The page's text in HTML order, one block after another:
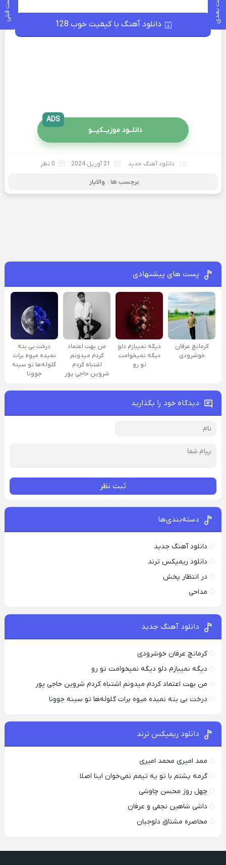
پست بعدی پست قبلی
دانلود آهنگ با کیفیت خوب 128
دانلــود موزیــکیـــو
ADS
دانلود آهنگ جدید 21 آوریل 2024 0 نظر
برچسب ها : والایار
پست های پیشنهادی
کرمانچ عرفان
خوشرودی
دیگه نمیبازم دلو
دیگه نمیخوامت
تو رو
من بهت اعتماد
کردم میدونم
اشتباه کردم
شروین حاجی پور
درخت بی بته
نمیده میوه برات
گلوله‌ها تو سینه
جوونا
دیدگاه خود را بگذارید
ثبت نظر
دسته‌بندی‌ها
دانلود آهنگ جدید
دانلود ریمیکس ترند
در انتظار پخش
مداحی
دانلود آهنگ جدید
کرمانچ عرفان خوشرودی
دیگه نمیبازم دلو دیگه نمیخوامت تو رو
من بهت اعتماد کردم میدونم اشتباه کردم شروین حاجی پور
درخت بی بته نمیده میوه برات گلوله‌ها تو سینه جوونا
دانلود ریمیکس ترند
ممد امیری محمد امیری
گرمه پشتم با تو یه تیمم نمی‌خوان اینا اصلا
چهل روز محسن چاوشی
داشی شاهین نجفی و عرفان
محاصره مشتاق دلوجیان